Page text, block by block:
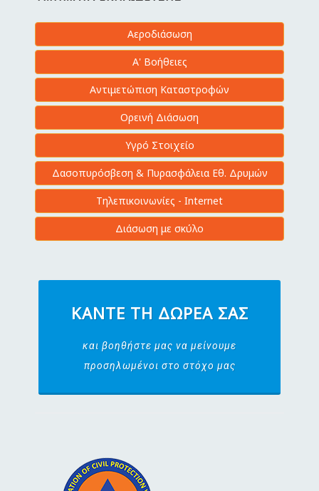
Αεροδιάσωση
Α' Βοήθειες
Αντιμετώπιση Καταστροφών
Ορεινή Διάσωση
Υγρό Στοιχείο
Δασοπυρόσβεση & Πυρασφάλεια Εθ. Δρυμών
Τηλεπικοινωνίες - Internet
Διάσωση με σκύλο
ΚΆΝΤΕ ΤΗ ΔΩΡΕΆ ΣΑΣ
και βοηθήστε μας να μείνουμε
προσηλωμένοι στο στόχο μας